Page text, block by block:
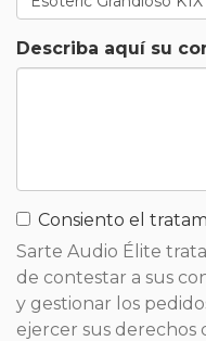
Describa aquí su
Consiento el
Sarte Audio Élite
de contestar a sus
y gestionar los
ejercer sus derechos